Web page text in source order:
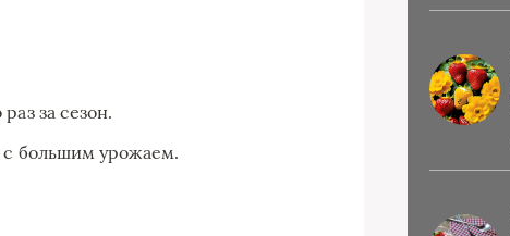
за сезон.
с большим урожаем.